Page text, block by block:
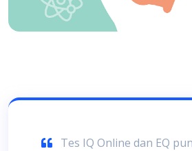
Tes IQ Online dan EQ